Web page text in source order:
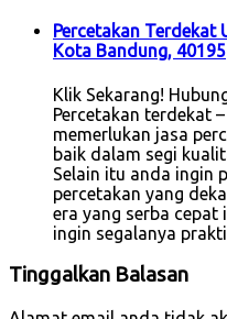
Percetakan Terdekat
Kota Bandung, 40195
Klik Sekarang!
Percetakan terdekat
memerlukan jasa
baik dalam segi
Selain itu anda ingin
percetakan yang
era yang serba
ingin segalanya
Tinggalkan Balasan